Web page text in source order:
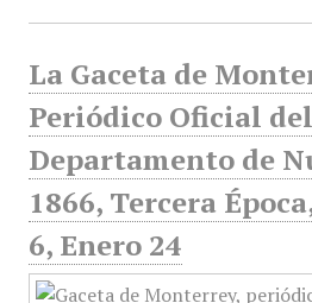
La Gaceta de
Periódico Oficial
Departamento de
1866, Tercera
6, Enero 24